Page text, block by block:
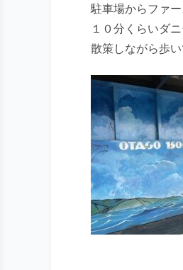
駐車場からファ
１０分くらいダ
散策しながら歩い